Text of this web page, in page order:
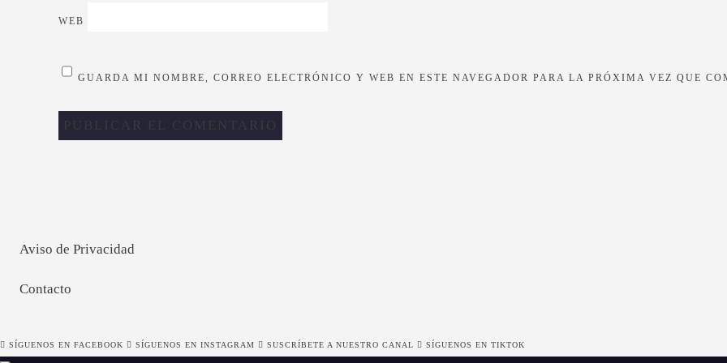
WEB
GUARDA MI NOMBRE, CORREO ELECTRÓNICO Y WEB EN ESTE NAVEGADOR PARA LA PRÓXIMA VEZ QUE
Aviso de Privacidad
Contacto
SÍGUENOS EN FACEBOOK SÍGUENOS EN INSTAGRAM SUSCRÍBETE A NUESTRO CANAL SÍGUENOS EN TIKTOK